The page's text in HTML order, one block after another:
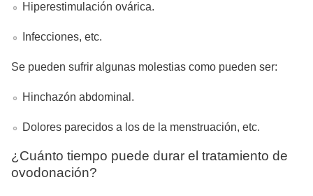
Hiperestimulación ovárica.
Infecciones, etc.
Se pueden sufrir algunas molestias como pueden ser:
Hinchazón abdominal.
Dolores parecidos a los de la menstruación, etc.
¿Cuánto tiempo puede durar el tratamiento de
ovodonación?